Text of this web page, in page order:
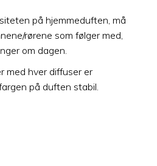
på hjemmeduften, må
rørene som følger med,
om dagen.
med hver diffuser er
på duften stabil.